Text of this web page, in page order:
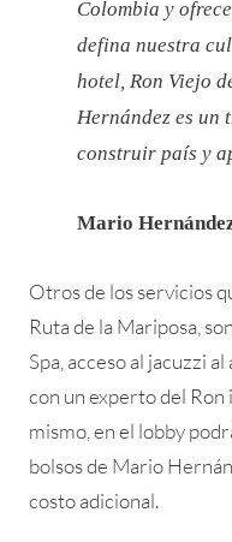
Colombia y
defina nuestra
hotel, Ron Viejo
Hernández es un
construir país y
Mario
Otros de los servicios
Ruta de la Mariposa,
Spa, acceso al jacuzzi
con un experto del Ron
mismo, en el lobby
bolsos de Mario
costo adicional.